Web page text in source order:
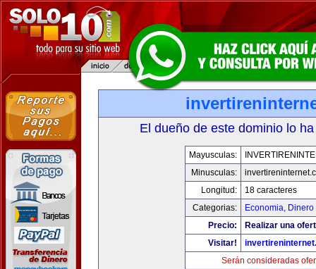
El dueño de este dominio lo
Mayusculas:
Minusculas:
Longitud:
18 caracteres
Categorias:
Economia,
Precio:
Realizar una
Visitar!
Serán consideradas